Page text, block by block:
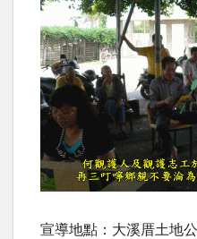
宣導地點：大溪厝土地